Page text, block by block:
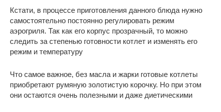
Кстати, в процессе приготовления данного блюда нужно
самостоятельно постоянно регулировать режим
аэрогриля. Так как его корпус прозрачный, то можно
следить за степенью готовности котлет и изменять его
режим и температуру
Что самое важное, без масла и жарки готовые котлеты
приобретают румяную золотистую корочку. Но при этом
они остаются очень полезными и даже диетическими